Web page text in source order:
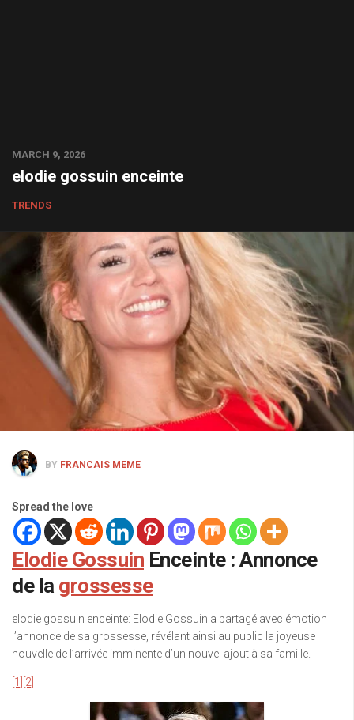
MARCH 9, 2026
elodie gossuin enceinte
TRENDS
BY FRANCAIS MEME
Spread the love
Elodie Gossuin Enceinte : Annonce
de la grossesse
elodie gossuin enceinte: Elodie Gossuin a partagé avec émotion
l’annonce de sa grossesse, révélant ainsi au public la joyeuse
nouvelle de l’arrivée imminente d’un nouvel ajout à sa famille.
[1] [2]